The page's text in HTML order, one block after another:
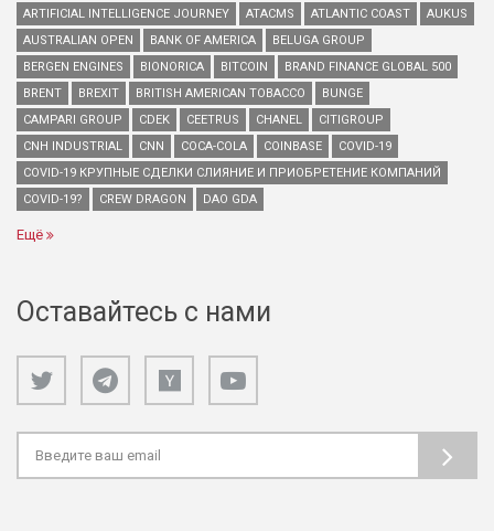
ARTIFICIAL INTELLIGENCE JOURNEY
ATACMS ATLANTIC COAST
AUKUS
AUSTRALIAN OPEN
BANK OF AMERICA
BELUGA GROUP
BERGEN ENGINES
BIONORICA BITCOIN
BRAND FINANCE GLOBAL 500
BRENT
BREXIT BRITISH AMERICAN TOBACCO
BUNGE
CAMPARI GROUP
CDEK CEETRUS CHANEL
CITIGROUP
CNH INDUSTRIAL
CNN COCA-COLA COINBASE
COVID-19
COVID-19 КРУПНЫЕ СДЕЛКИ СЛИЯНИЕ И ПРИОБРЕТЕНИЕ КОМПАНИЙ
COVID-19?
CREW DRAGON DAO GDA
Ещё
Оставайтесь с нами